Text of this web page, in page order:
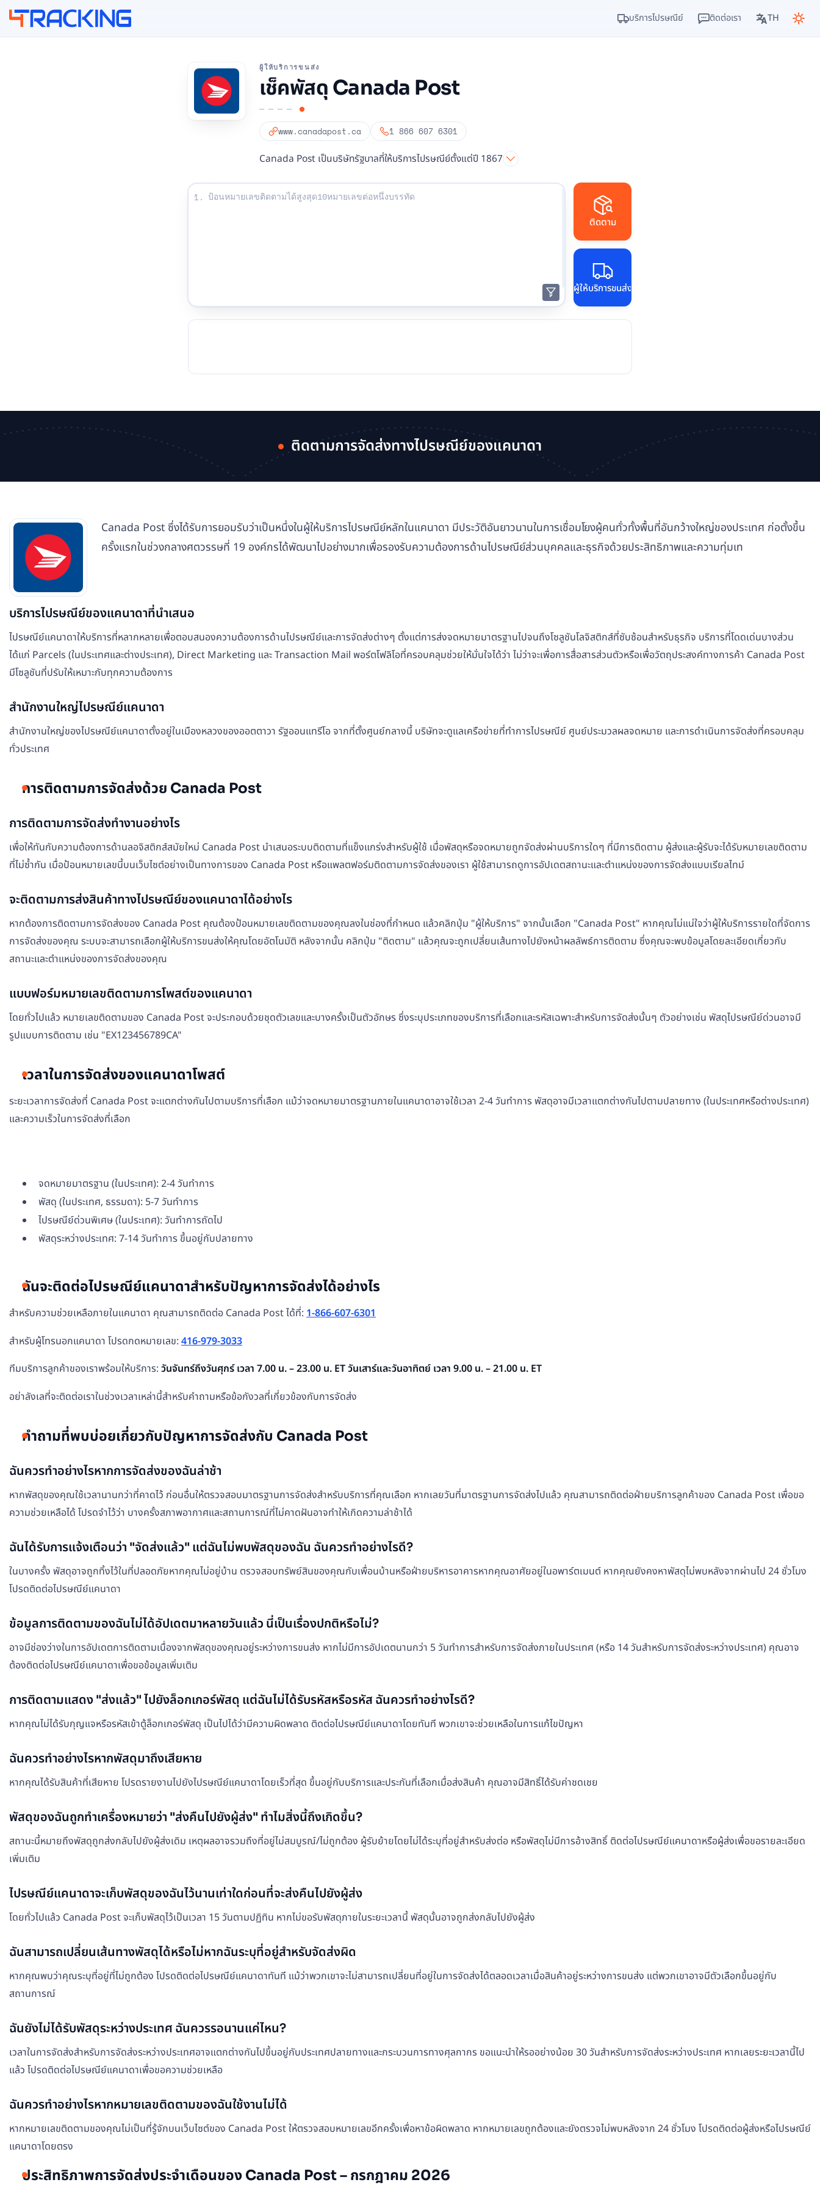
4Tracking
บริการไปรษณีย์ ติดต่อเรา TH
ผู้ให้บริการขนส่ง
เช็คพัสดุ Canada Post
www.canadapost.ca 1 866 607 6301
Canada Post เป็นบริษัทรัฐบาลที่ให้บริการไปรษณีย์ตั้งแต่ปี 1867
ป้อนหมายเลขติดตามของคุณ:
1.
ติดตาม
ผู้ให้บริการขนส่ง
ติดตามการจัดส่งทางไปรษณีย์ของแคนาดา
Canada Post ซึ่งได้รับการยอมรับว่าเป็นหนึ่งในผู้ให้บริการไปรษณีย์หลักในแคนาดา มีประวัติอันยาวนานในการเชื่อมโยงผู้คนทั่วทั้งพื้นที่อันกว้างใหญ่ของประเทศ ก่อตั้งขึ้น
ครั้งแรกในช่วงกลางศตวรรษที่ 19 องค์กรได้พัฒนาไปอย่างมากเพื่อรองรับความต้องการด้านไปรษณีย์ส่วนบุคคลและธุรกิจด้วยประสิทธิภาพและความทุ่มเท
บริการไปรษณีย์ของแคนาดาที่นำเสนอ
ไปรษณีย์แคนาดาให้บริการที่หลากหลายเพื่อตอบสนองความต้องการด้านไปรษณีย์และการจัดส่งต่างๆ ตั้งแต่การส่งจดหมายมาตรฐานไปจนถึงโซลูชันโลจิสติกส์ที่ซับซ้อนสำหรับธุรกิจ บริการที่โดดเด่นบางส่วน
ได้แก่ Parcels (ในประเทศและต่างประเทศ), Direct Marketing และ Transaction Mail พอร์ตโฟลิโอที่ครอบคลุมช่วยให้มั่นใจได้ว่า ไม่ว่าจะเพื่อการสื่อสารส่วนตัวหรือเพื่อวัตถุประสงค์ทางการค้า Canada Post
มีโซลูชันที่ปรับให้เหมาะกับทุกความต้องการ
สำนักงานใหญ่ไปรษณีย์แคนาดา
สำนักงานใหญ่ของไปรษณีย์แคนาดาตั้งอยู่ในเมืองหลวงของออตตาวา รัฐออนแทรีโอ จากที่ตั้งศูนย์กลางนี้ บริษัทจะดูแลเครือข่ายที่ทำการไปรษณีย์ ศูนย์ประมวลผลจดหมาย และการดำเนินการจัดส่งที่ครอบคลุม
ทั่วประเทศ
การติดตามการจัดส่งด้วย Canada Post
การติดตามการจัดส่งทำงานอย่างไร
เพื่อให้ทันกับความต้องการด้านลอจิสติกส์สมัยใหม่ Canada Post นำเสนอระบบติดตามที่แข็งแกร่งสำหรับผู้ใช้ เมื่อพัสดุหรือจดหมายถูกจัดส่งผ่านบริการใดๆ ที่มีการติดตาม ผู้ส่งและผู้รับจะได้รับหมายเลขติดตาม
ที่ไม่ซ้ำกัน เมื่อป้อนหมายเลขนี้บนเว็บไซต์อย่างเป็นทางการของ Canada Post หรือแพลตฟอร์มติดตามการจัดส่งของเรา ผู้ใช้สามารถดูการอัปเดตสถานะและตำแหน่งของการจัดส่งแบบเรียลไทม์
จะติดตามการส่งสินค้าทางไปรษณีย์ของแคนาดาได้อย่างไร
หากต้องการติดตามการจัดส่งของ Canada Post คุณต้องป้อนหมายเลขติดตามของคุณลงในช่องที่กำหนด แล้วคลิกปุ่ม "ผู้ให้บริการ" จากนั้นเลือก "Canada Post" หากคุณไม่แน่ใจว่าผู้ให้บริการรายใดที่จัดการ
การจัดส่งของคุณ ระบบจะสามารถเลือกผู้ให้บริการขนส่งให้คุณโดยอัตโนมัติ หลังจากนั้น คลิกปุ่ม "ติดตาม" แล้วคุณจะถูกเปลี่ยนเส้นทางไปยังหน้าผลลัพธ์การติดตาม ซึ่งคุณจะพบข้อมูลโดยละเอียดเกี่ยวกับ
สถานะและตำแหน่งของการจัดส่งของคุณ
แบบฟอร์มหมายเลขติดตามการโพสต์ของแคนาดา
โดยทั่วไปแล้ว หมายเลขติดตามของ Canada Post จะประกอบด้วยชุดตัวเลขและบางครั้งเป็นตัวอักษร ซึ่งระบุประเภทของบริการที่เลือกและรหัสเฉพาะสำหรับการจัดส่งนั้นๆ ตัวอย่างเช่น พัสดุไปรษณีย์ด่วนอาจมี
รูปแบบการติดตาม เช่น "EX123456789CA"
เวลาในการจัดส่งของแคนาดาโพสต์
ระยะเวลาการจัดส่งที่ Canada Post จะแตกต่างกันไปตามบริการที่เลือก แม้ว่าจดหมายมาตรฐานภายในแคนาดาอาจใช้เวลา 2-4 วันทำการ พัสดุอาจมีเวลาแตกต่างกันไปตามปลายทาง (ในประเทศหรือต่างประเทศ)
และความเร็วในการจัดส่งที่เลือก
จดหมายมาตรฐาน (ในประเทศ): 2-4 วันทำการ
พัสดุ (ในประเทศ, ธรรมดา): 5-7 วันทำการ
ไปรษณีย์ด่วนพิเศษ (ในประเทศ): วันทำการถัดไป
พัสดุระหว่างประเทศ: 7-14 วันทำการ ขึ้นอยู่กับปลายทาง
ฉันจะติดต่อไปรษณีย์แคนาดาสำหรับปัญหาการจัดส่งได้อย่างไร
สำหรับความช่วยเหลือภายในแคนาดา คุณสามารถติดต่อ Canada Post ได้ที่: 1-866-607-6301
สำหรับผู้โทรนอกแคนาดา โปรดกดหมายเลข: 416-979-3033
ทีมบริการลูกค้าของเราพร้อมให้บริการ: วันจันทร์ถึงวันศุกร์ เวลา 7.00 น. – 23.00 น. ETวันเสาร์และวันอาทิตย์ เวลา 9.00 น. – 21.00 น. ET
อย่าลังเลที่จะติดต่อเราในช่วงเวลาเหล่านี้สำหรับคำถามหรือข้อกังวลที่เกี่ยวข้องกับการจัดส่ง
คำถามที่พบบ่อยเกี่ยวกับปัญหาการจัดส่งกับ Canada Post
ฉันควรทำอย่างไรหากการจัดส่งของฉันล่าช้า
หากพัสดุของคุณใช้เวลานานกว่าที่คาดไว้ ก่อนอื่นให้ตรวจสอบมาตรฐานการจัดส่งสำหรับบริการที่คุณเลือก หากเลยวันที่มาตรฐานการจัดส่งไปแล้ว คุณสามารถติดต่อฝ่ายบริการลูกค้าของ Canada Post เพื่อขอ
ความช่วยเหลือได้ โปรดจำไว้ว่า บางครั้งสภาพอากาศและสถานการณ์ที่ไม่คาดฝันอาจทำให้เกิดความล่าช้าได้
ฉันได้รับการแจ้งเตือนว่า "จัดส่งแล้ว" แต่ฉันไม่พบพัสดุของฉัน ฉันควรทำอย่างไรดี?
ในบางครั้ง พัสดุอาจถูกทิ้งไว้ในที่ปลอดภัยหากคุณไม่อยู่บ้าน ตรวจสอบทรัพย์สินของคุณกับเพื่อนบ้านหรือฝ่ายบริหารอาคารหากคุณอาศัยอยู่ในอพาร์ตเมนต์ หากคุณยังคงหาพัสดุไม่พบหลังจากผ่านไป 24 ชั่วโมง
โปรดติดต่อไปรษณีย์แคนาดา
ข้อมูลการติดตามของฉันไม่ได้อัปเดตมาหลายวันแล้ว นี่เป็นเรื่องปกติหรือไม่?
อาจมีช่องว่างในการอัปเดตการติดตามเนื่องจากพัสดุของคุณอยู่ระหว่างการขนส่ง หากไม่มีการอัปเดตนานกว่า 5 วันทำการสำหรับการจัดส่งภายในประเทศ (หรือ 14 วันสำหรับการจัดส่งระหว่างประเทศ) คุณอาจ
ต้องติดต่อไปรษณีย์แคนาดาเพื่อขอข้อมูลเพิ่มเติม
การติดตามแสดง "ส่งแล้ว" ไปยังล็อกเกอร์พัสดุ แต่ฉันไม่ได้รับรหัสหรือรหัส ฉันควรทำอย่างไรดี?
หากคุณไม่ได้รับกุญแจหรือรหัสเข้าตู้ล็อกเกอร์พัสดุ เป็นไปได้ว่ามีความผิดพลาด ติดต่อไปรษณีย์แคนาดาโดยทันที พวกเขาจะช่วยเหลือในการแก้ไขปัญหา
ฉันควรทำอย่างไรหากพัสดุมาถึงเสียหาย
หากคุณได้รับสินค้าที่เสียหาย โปรดรายงานไปยังไปรษณีย์แคนาดาโดยเร็วที่สุด ขึ้นอยู่กับบริการและประกันที่เลือกเมื่อส่งสินค้า คุณอาจมีสิทธิ์ได้รับค่าชดเชย
พัสดุของฉันถูกทำเครื่องหมายว่า "ส่งคืนไปยังผู้ส่ง" ทำไมสิ่งนี้ถึงเกิดขึ้น?
สถานะนี้หมายถึงพัสดุถูกส่งกลับไปยังผู้ส่งเดิม เหตุผลอาจรวมถึงที่อยู่ไม่สมบูรณ์/ไม่ถูกต้อง ผู้รับย้ายโดยไม่ได้ระบุที่อยู่สำหรับส่งต่อ หรือพัสดุไม่มีการอ้างสิทธิ์ ติดต่อไปรษณีย์แคนาดาหรือผู้ส่งเพื่อขอรายละเอียด
เพิ่มเติม
ไปรษณีย์แคนาดาจะเก็บพัสดุของฉันไว้นานเท่าใดก่อนที่จะส่งคืนไปยังผู้ส่ง
โดยทั่วไปแล้ว Canada Post จะเก็บพัสดุไว้เป็นเวลา 15 วันตามปฏิทิน หากไม่ขอรับพัสดุภายในระยะเวลานี้ พัสดุนั้นอาจถูกส่งกลับไปยังผู้ส่ง
ฉันสามารถเปลี่ยนเส้นทางพัสดุได้หรือไม่หากฉันระบุที่อยู่สำหรับจัดส่งผิด
หากคุณพบว่าคุณระบุที่อยู่ที่ไม่ถูกต้อง โปรดติดต่อไปรษณีย์แคนาดาทันที แม้ว่าพวกเขาจะไม่สามารถเปลี่ยนที่อยู่ในการจัดส่งได้ตลอดเวลาเมื่อสินค้าอยู่ระหว่างการขนส่ง แต่พวกเขาอาจมีตัวเลือกขึ้นอยู่กับ
สถานการณ์
ฉันยังไม่ได้รับพัสดุระหว่างประเทศ ฉันควรรอนานแค่ไหน?
เวลาในการจัดส่งสำหรับการจัดส่งระหว่างประเทศอาจแตกต่างกันไปขึ้นอยู่กับประเทศปลายทางและกระบวนการทางศุลกากร ขอแนะนำให้รออย่างน้อย 30 วันสำหรับการจัดส่งระหว่างประเทศ หากเลยระยะเวลานี้ไป
แล้ว โปรดติดต่อไปรษณีย์แคนาดาเพื่อขอความช่วยเหลือ
ฉันควรทำอย่างไรหากหมายเลขติดตามของฉันใช้งานไม่ได้
หากหมายเลขติดตามของคุณไม่เป็นที่รู้จักบนเว็บไซต์ของ Canada Post ให้ตรวจสอบหมายเลขอีกครั้งเพื่อหาข้อผิดพลาด หากหมายเลขถูกต้องและยังตรวจไม่พบหลังจาก 24 ชั่วโมง โปรดติดต่อผู้ส่งหรือไปรษณีย์
แคนาดาโดยตรง
ประสิทธิภาพการจัดส่งประจำเดือนของ Canada Post – กรกฎาคม 2026